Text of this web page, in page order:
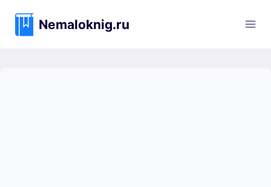
содержимому
Nemaloknig.ru